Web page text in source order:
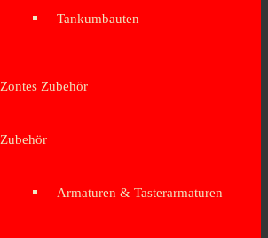
Tankumbauten
Zontes Zubehör
Zubehör
Armaturen & Tasterarmaturen